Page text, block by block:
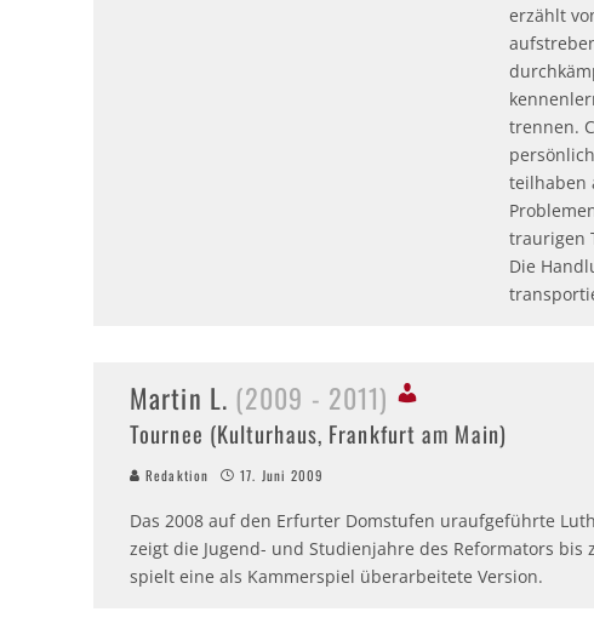
erzählt
trennen.
teilhaben
traurigen
Die
Martin L. (2009 - 2011)
Tournee (Kulturhaus, Frankfurt am Main)
Redaktion 17. Juni 2009
Das 2008 auf den Erfurter Domstufen uraufgeführte
zeigt die Jugend- und Studienjahre des Reformators bis
spielt eine als Kammerspiel überarbeitete Version.